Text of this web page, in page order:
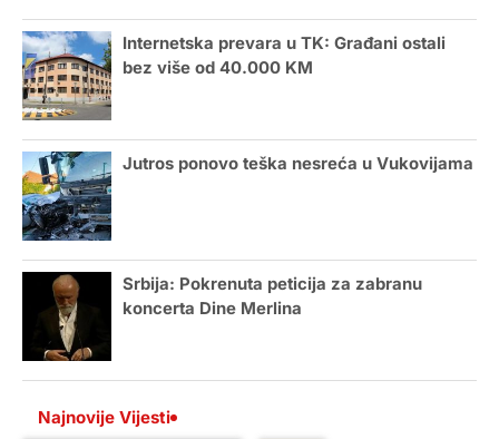
Internetska prevara u TK: Građani ostali
bez više od 40.000 KM
Jutros ponovo teška nesreća u Vukovijama
Srbija: Pokrenuta peticija za zabranu
koncerta Dine Merlina
Najnovije Vijesti